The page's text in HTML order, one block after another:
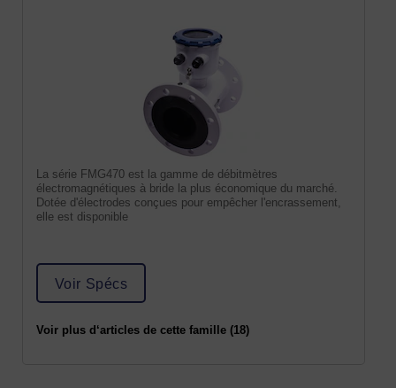
La série FMG470 est la gamme de débitmètres
électromagnétiques à bride la plus économique du marché.
Dotée d'électrodes conçues pour empêcher l'encrassement,
elle est disponible
Voir Spécs
Voir plus d‘articles de cette famille (18)